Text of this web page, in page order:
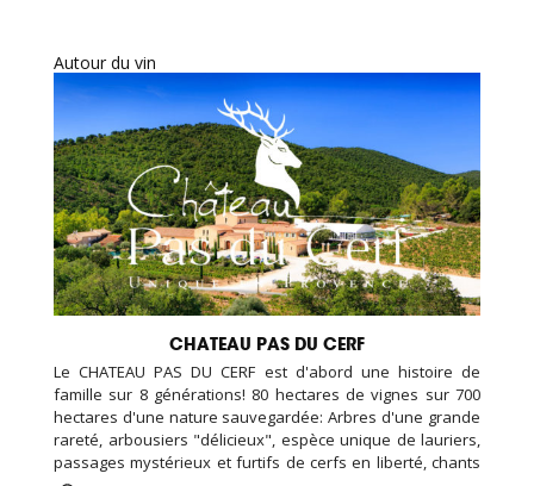
Autour du vin
CHATEAU PAS DU CERF
Le CHATEAU PAS DU CERF est d'abord une histoire de
famille sur 8 générations! 80 hectares de vignes sur 700
hectares d'une nature sauvegardée: Arbres d'une grande
rareté, arbousiers "délicieux", espèce unique de lauriers,
passages mystérieux et furtifs de cerfs en liberté, chants